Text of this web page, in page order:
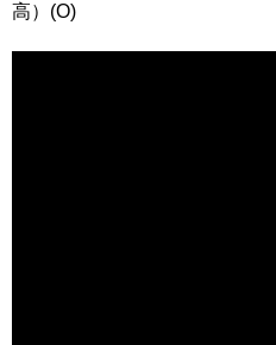
高）(O)